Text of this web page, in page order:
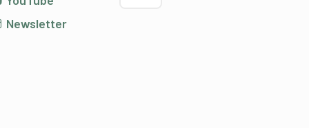
Newsletter